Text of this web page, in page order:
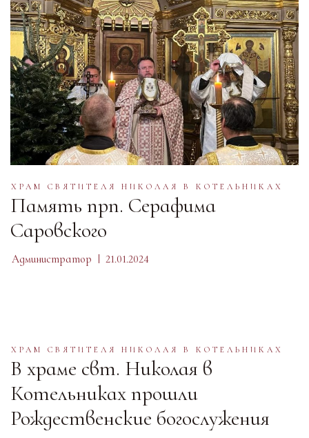
ХРАМ СВЯТИТЕЛЯ НИКОЛАЯ В КОТЕЛЬНИКАХ
Память прп. Серафима
Саровского
Администратор 21.01.2024
ХРАМ СВЯТИТЕЛЯ НИКОЛАЯ В КОТЕЛЬНИКАХ
В храме свт. Николая в
Котельниках прошли
Рождественские богослужения